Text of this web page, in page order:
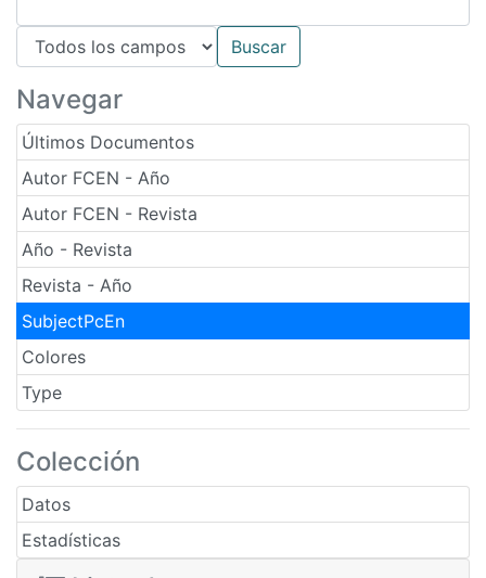
Navegar
Últimos Documentos
Autor FCEN - Año
Autor FCEN - Revista
Año - Revista
Revista - Año
SubjectPcEn
Colores
Type
Colección
Datos
Estadísticas